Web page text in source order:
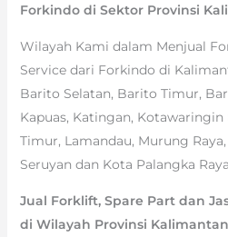
Forkindo di Sektor Provinsi
Wilayah Kami dalam Menjual
Service dari Forkindo di
Barito Selatan, Barito Timur,
Kapuas, Katingan,
Timur, Lamandau, Murung
Seruyan dan Kota Palangka
Jual Forklift, Spare Part dan
di Wilayah Provinsi